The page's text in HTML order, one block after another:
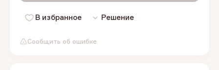
Сообщить об ошибке
В избранное Решение